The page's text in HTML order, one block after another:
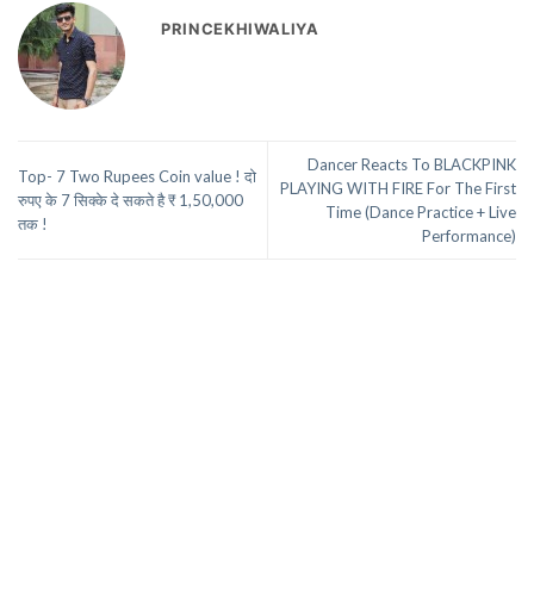
PRINCEKHIWALIYA
Top- 7 Two Rupees Coin value ! दो
रुपए के 7 सिक्के दे सकते है ₹ 1,50,000
तक !
Dancer Reacts To BLACKPINK
PLAYING WITH FIRE For The First
Time (Dance Practice + Live
Performance)